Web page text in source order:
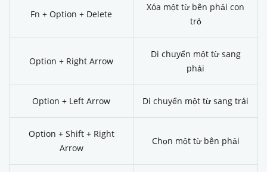
Fn + Option + Delete
Xóa một từ bên phải con
trỏ
Option + Right Arrow
Di chuyển một từ sang
phải
Option + Left Arrow Di chuyển một từ sang trái
Option + Shift + Right
Arrow
Chọn một từ bên phải